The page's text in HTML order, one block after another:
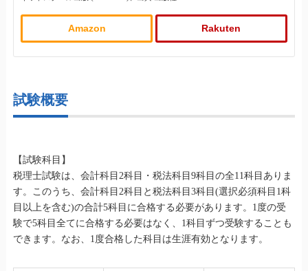
Amazon Rakuten
試験概要
【試験科目】
税理士試験は、会計科目2科目・税法科目9科目の全11科目ありま
す。このうち、会計科目2科目と税法科目3科目(選択必須科目1科
目以上を含む)の合計5科目に合格する必要があります。1度の受
験で5科目全てに合格する必要はなく、1科目ずつ受験することも
できます。なお、1度合格した科目は生涯有効となります。